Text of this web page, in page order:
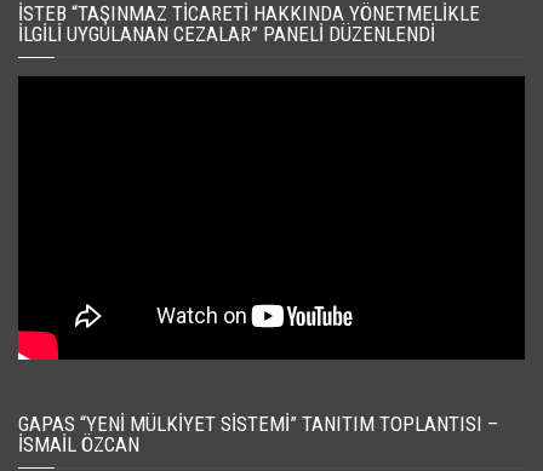
İSTEB “TAŞINMAZ TICARETI HAKKINDA YÖNETMELIKLE
İLGILI UYGULANAN CEZALAR” PANELI DÜZENLENDI
GAPAS “YENI MÜLKIYET SISTEMI” TANITIM TOPLANTISI –
İSMAIL ÖZCAN